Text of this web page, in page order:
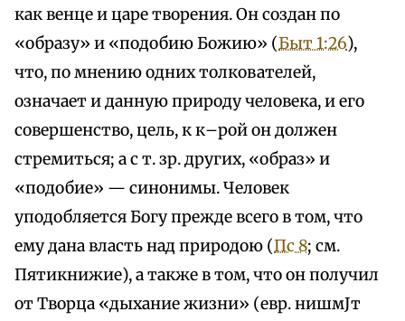
как венце и царе творения. Он создан по
«образу» и «подобию Божию» (Быт 1:26),
что, по мнению одних толкователей,
означает и данную природу человека, и его
совершенство, цель, к к–рой он должен
стремиться; а с т. зр. других, «образ» и
«подобие» — синонимы. Человек
уподобляется Богу прежде всего в том, что
ему дана власть над природою (Пс 8; см.
Пятикнижие), а также в том, что он получил
от Творца «дыхание жизни» (евр. нишмЈт